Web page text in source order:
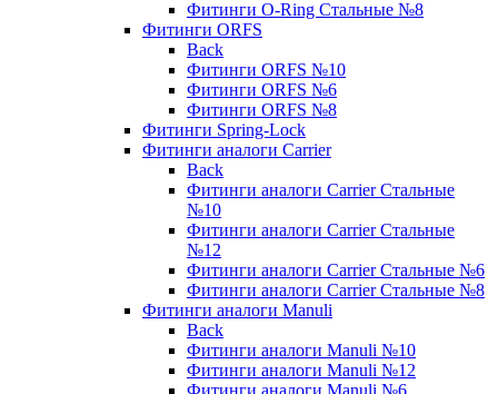
Фитинги O-Ring Стальные №8
Фитинги ORFS
Back
Фитинги ORFS №10
Фитинги ORFS №6
Фитинги ORFS №8
Фитинги Spring-Lock
Фитинги аналоги Carrier
Back
Фитинги аналоги Carrier Стальные
№10
Фитинги аналоги Carrier Стальные
№12
Фитинги аналоги Carrier Стальные №6
Фитинги аналоги Carrier Стальные №8
Фитинги аналоги Manuli
Back
Фитинги аналоги Manuli №10
Фитинги аналоги Manuli №12